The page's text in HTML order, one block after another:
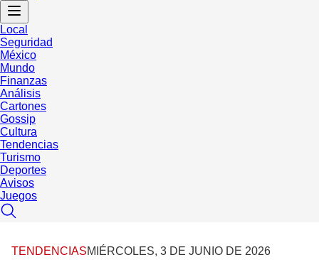
Local
Seguridad
México
Mundo
Finanzas
Análisis
Cartones
Gossip
Cultura
Tendencias
Turismo
Deportes
Avisos
Juegos
TENDENCIASMIÉRCOLES, 3 DE JUNIO DE 2026